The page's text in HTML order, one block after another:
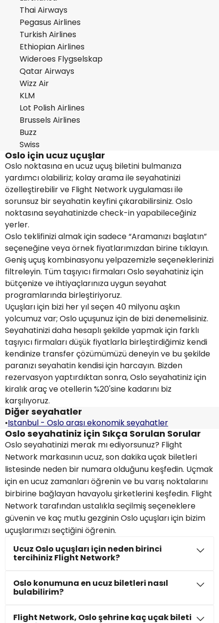
Thai Airways
Pegasus Airlines
Turkish Airlines
Ethiopian Airlines
Wideroes Flygselskap
Qatar Airways
Wizz Air
KLM
Lot Polish Airlines
Brussels Airlines
Buzz
Swiss
Oslo için ucuz uçuşlar
Oslo noktasına en ucuz uçuş biletini bulmanıza
yardımcı olabiliriz; kolay arama ile seyahatinizi
özelleştirebilir ve Flight Network uygulaması ile
sorunsuz bir seyahatin keyfini çıkarabilirsiniz. Oslo
noktasına seyahatinizde check-in yapabileceğiniz
yerler.
Oslo teklifinizi almak için sadece “Aramanızı başlatın”
seçeneğine veya örnek fiyatlarımızdan birine tıklayın.
Geniş uçuş kombinasyonu yelpazemizle seçeneklerinizi
filtreleyin. Tüm taşıyıcı firmaları Oslo seyahatiniz için
bütçenize ve ihtiyaçlarınıza uygun seyahat
programlarında birleştiriyoruz.
Uçuşları için bizi her yıl seçen 40 milyonu aşkın
yolcumuz var; Oslo uçuşunuz için de bizi denemelisiniz.
Seyahatinizi daha hesaplı şekilde yapmak için farklı
taşıyıcı firmaları düşük fiyatlarla birleştirdiğimiz kendi
kendinize transfer çözümümüzü deneyin ve bu şekilde
paranızı seyahatin kendisi için harcayın. Bizden
rezervasyon yaptırdıktan sonra, Oslo seyahatiniz için
kiralık araç ve otellerin %20'sine kadarını biz
karşılıyoruz.
Diğer seyahatler
•Istanbul - Oslo arası ekonomik seyahatler
Oslo seyahatiniz için Sıkça Sorulan Sorular
Oslo seyahatinizi merak mı ediyorsunuz? Flight
Network markasının ucuz, son dakika uçak biletleri
listesinde neden bir numara olduğunu keşfedin. Uçmak
için en ucuz zamanları öğrenin ve bu varış noktalarını
birbirine bağlayan havayolu şirketlerini keşfedin. Flight
Network tarafından ustalıkla seçilmiş seçeneklere
güvenin ve kaç mutlu gezginin Oslo uçuşları için bizim
uçuşlarımızı seçtiğini öğrenin.
Ucuz Oslo uçuşları için neden birinci
tercihiniz Flight Network?
Oslo konumuna en ucuz biletleri nasıl
bulabilirim?
Flight Network, Oslo şehrine kaç uçak bileti